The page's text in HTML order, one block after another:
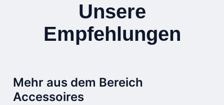
Unsere
Empfehlungen
Mehr aus dem Bereich
Accessoires